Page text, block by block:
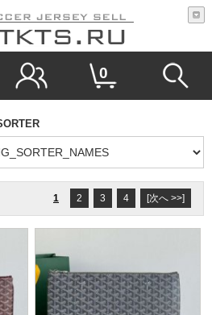
0
1 2 3 4 [次へ >>]